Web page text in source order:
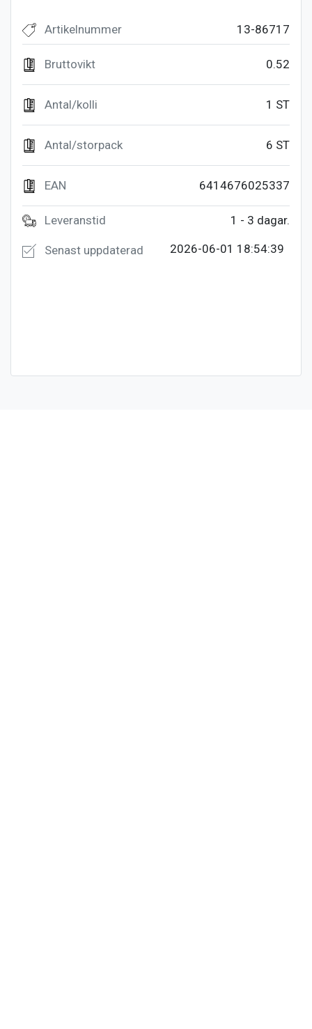
13-86717
Artikelnummer
0.52
Bruttovikt
1 ST
Antal/kolli
6 ST
Antal/storpack
6414676025337
EAN
1 - 3 dagar.
Leveranstid
2026-06-01 18:54:39
Senast uppdaterad